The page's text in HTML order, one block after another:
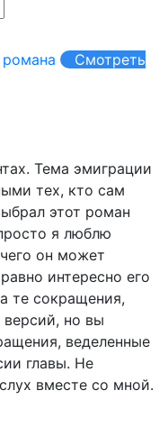
Смотреть
Тема эмиграции
тех, кто сам
этот роман
я люблю
он может
интересно его
те сокращения,
версий, но вы
веделенные
главы. Не
вместе со мной.